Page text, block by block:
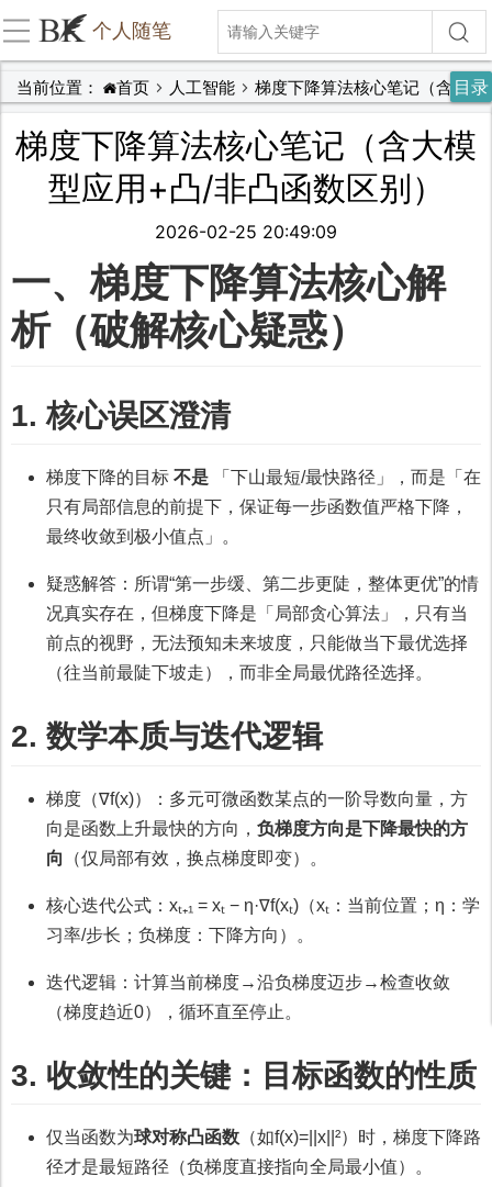
个人随笔
目录
当前位置： 首页 人工智能 梯度下降算法核心笔记（含大模型应用+凸/非凸函数区别）
梯度下降算法核心笔记（含大模
型应用+凸/非凸函数区别）
2026-02-25 20:49:09
一、梯度下降算法核心解
析（破解核心疑惑）
1. 核心误区澄清
梯度下降的目标 不是 「下山最短/最快路径」，而是「在
只有局部信息的前提下，保证每一步函数值严格下降，
最终收敛到极小值点」。
疑惑解答：所谓“第一步缓、第二步更陡，整体更优”的情
况真实存在，但梯度下降是「局部贪心算法」，只有当
前点的视野，无法预知未来坡度，只能做当下最优选择
（往当前最陡下坡走），而非全局最优路径选择。
2. 数学本质与迭代逻辑
梯度（∇f(x)）：多元可微函数某点的一阶导数向量，方
向是函数上升最快的方向， 负梯度方向是下降最快的方
向
（仅局部有效，换点梯度即变）。
核心迭代公式：xₜ₊₁ = xₜ − η·∇f(xₜ)（xₜ：当前位置；η：学
习率/步长；负梯度：下降方向）。
迭代逻辑：计算当前梯度→沿负梯度迈步→检查收敛
（梯度趋近0），循环直至停止。
3. 收敛性的关键：目标函数的性质
仅当函数为球对称凸函数 （如f(x)=||x||²）时，梯度下降路
径才是最短路径（负梯度直接指向全局最小值）。